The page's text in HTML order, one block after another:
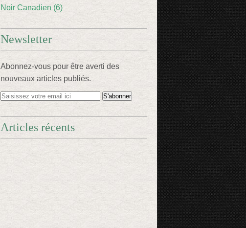
Noir Canadien (6)
Newsletter
Abonnez-vous pour être averti des
nouveaux articles publiés.
Articles récents